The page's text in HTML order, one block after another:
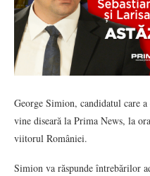
George Simion, candidatul care
vine diseară la Prima News, la
viitorul României.
Simion va răspunde întrebărilor